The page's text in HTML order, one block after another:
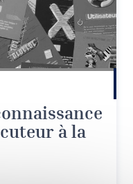
à la